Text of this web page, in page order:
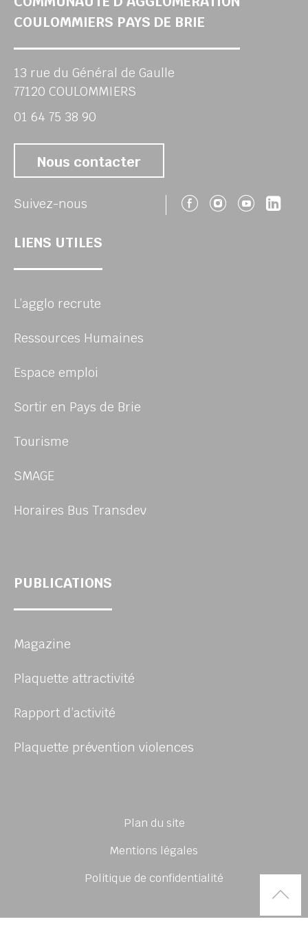
COULOMMIERS PAYS DE BRIE
13 rue du Général de Gaulle
77120 COULOMMIERS
01 64 75 38 90
Nous contacter
Suivez-nous Suivez-nous
Suivez-
LIENS UTILES
L’agglo recrute
Ressources Humaines
Espace emploi
Sortir en Pays de Brie
Tourisme
SMAGE
Horaires Bus Transdev
PUBLICATIONS
Magazine
Plaquette attractivité
Rapport d’activité
Plaquette prévention violences
Plan du site
Mentions légales
Politique de confidentialité